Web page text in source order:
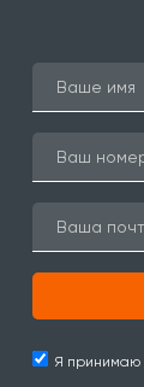
Я принимаю